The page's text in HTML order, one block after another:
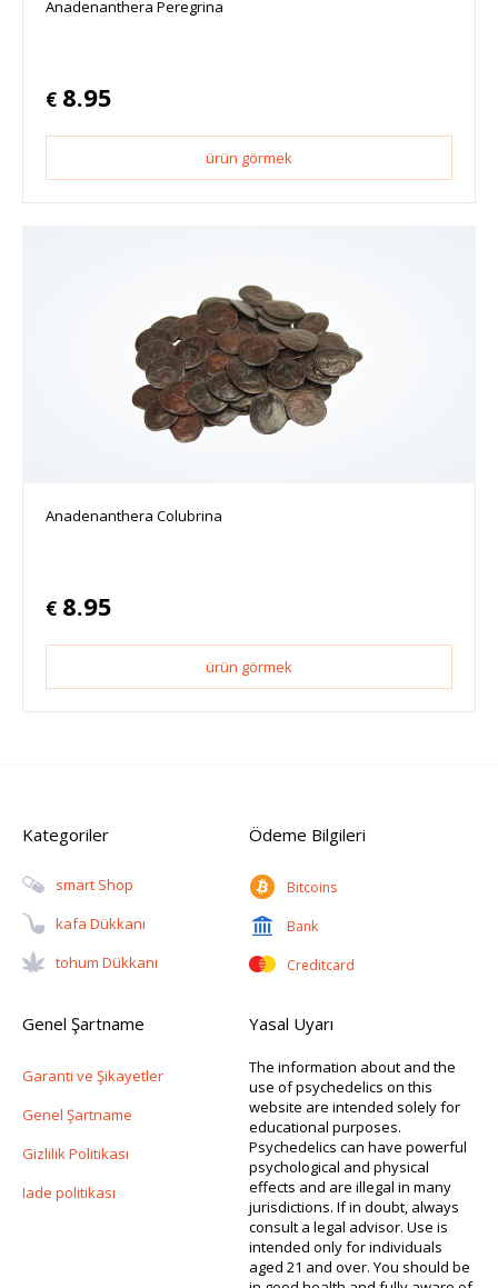
Anadenanthera Peregrina
€ 8.95
ürün görmek
Anadenanthera Colubrina
€ 8.95
ürün görmek
Kategoriler
Smart Shop
Kafa Dükkanı
Tohum Dükkanı
Ödeme Bilgileri
Bitcoins
Bank
Creditcard
Genel Şartname
Garanti ve Şikayetler
Genel Şartname
Gizlilik Politikası
Iade politikası
Yasal Uyarı
The information about and the
use of psychedelics on this
website are intended solely for
educational purposes.
Psychedelics can have powerful
psychological and physical
effects and are illegal in many
jurisdictions. If in doubt, always
consult a legal advisor. Use is
intended only for individuals
aged 21 and over. You should be